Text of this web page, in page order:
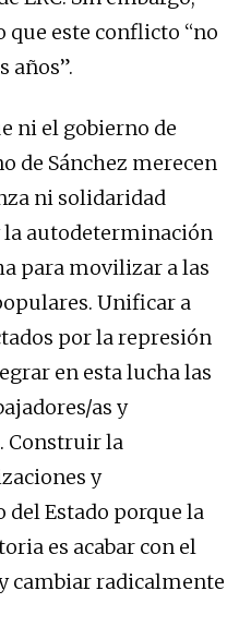
que este conflicto “no
años”.
ni el gobierno de
de Sánchez merecen
ni solidaridad
autodeterminación
para movilizar a las
Unificar a
por la represión
en esta lucha las
as y
Construir la
y
Estado porque la
es acabar con el
cambiar radicalmente